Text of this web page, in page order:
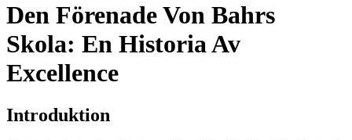
Den Förenade Von Bahrs
Skola: En Historia Av
Excellence
Introduktion